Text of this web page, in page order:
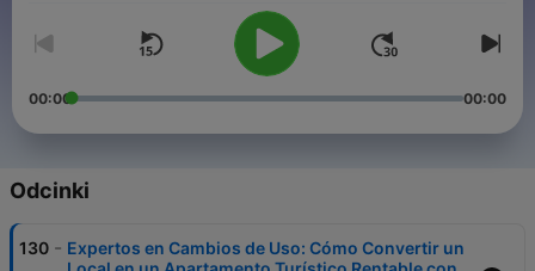
00:00 00:00
Odcinki
130 - Expertos en Cambios de Uso: Cómo Convertir un